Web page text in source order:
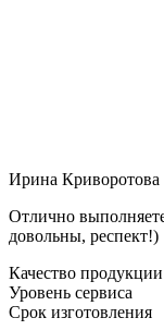
Ирина Криворотова
Отлично
довольны, респект!)
Качество продукции
Уровень сервиса
Срок изготовления